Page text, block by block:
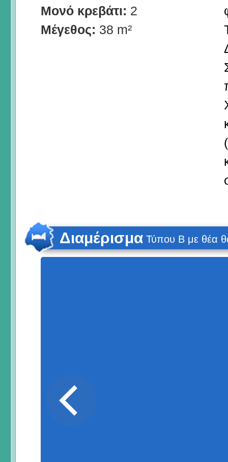
Μονό κρεβάτι: 2
Μέγεθος: 38 m²
Διαμέρισμα Τύπου Β με θέα